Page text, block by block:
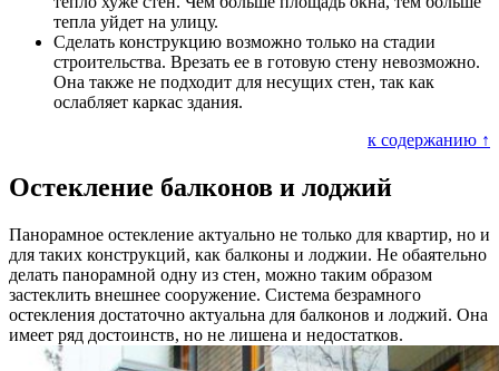
тепла уйдет на улицу.
Сделать конструкцию возможно только на стадии
строительства. Врезать ее в готовую стену невозможно.
Она также не подходит для несущих стен, так как
ослабляет каркас здания.
к содержанию ↑
Остекление балконов и лоджий
Панорамное остекление актуально не только для квартир, но и
для таких конструкций, как балконы и лоджии. Не обаятельно
делать панорамной одну из стен, можно таким образом
застеклить внешнее сооружение. Система безрамного
остекления достаточно актуальна для балконов и лоджий. Она
имеет ряд достоинств, но не лишена и недостатков.